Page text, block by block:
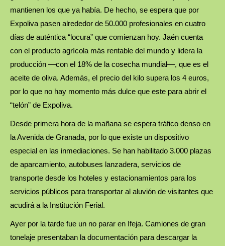
mantienen los que ya había. De hecho, se espera que por
Expoliva pasen alrededor de 50.000 profesionales en cuatro
días de auténtica “locura” que comienzan hoy. Jaén cuenta
con el producto agrícola más rentable del mundo y lidera la
producción —con el 18% de la cosecha mundial—, que es el
aceite de oliva. Además, el precio del kilo supera los 4 euros,
por lo que no hay momento más dulce que este para abrir el
“telón” de Expoliva.
Desde primera hora de la mañana se espera tráfico denso en
la Avenida de Granada, por lo que existe un dispositivo
especial en las inmediaciones. Se han habilitado 3.000 plazas
de aparcamiento, autobuses lanzadera, servicios de
transporte desde los hoteles y estacionamientos para los
servicios públicos para transportar al aluvión de visitantes que
acudirá a la Institución Ferial.
Ayer por la tarde fue un no parar en Ifeja. Camiones de gran
tonelaje presentaban la documentación para descargar la